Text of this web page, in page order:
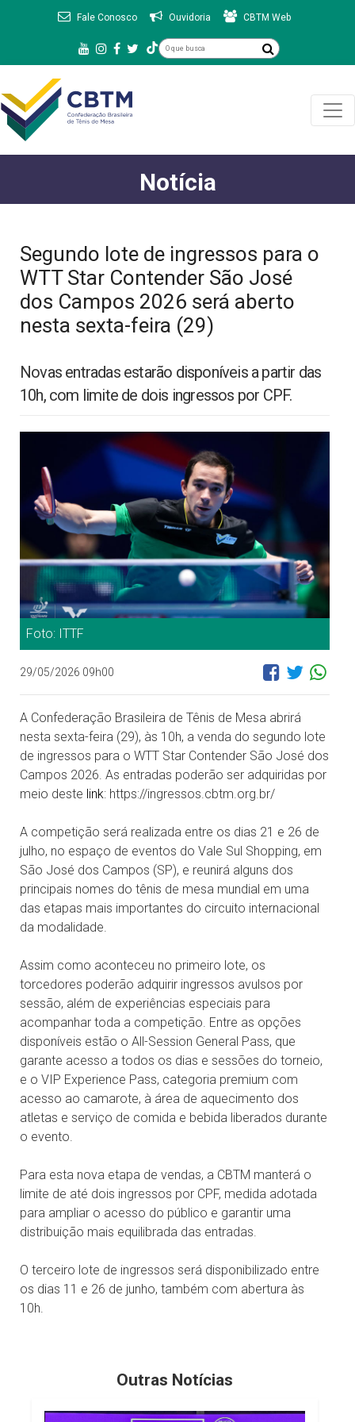
Fale Conosco Ouvidoria CBTM Web
Notícia
Segundo lote de ingressos para o
WTT Star Contender São José
dos Campos 2026 será aberto
nesta sexta-feira (29)
Novas entradas estarão disponíveis a partir das
10h, com limite de dois ingressos por CPF.
Foto: ITTF
29/05/2026 09h00
A Confederação Brasileira de Tênis de Mesa abrirá
nesta sexta-feira (29), às 10h, a venda do segundo lote
de ingressos para o WTT Star Contender São José dos
Campos 2026. As entradas poderão ser adquiridas por
meio deste link: https://ingressos.cbtm.org.br/
A competição será realizada entre os dias 21 e 26 de
julho, no espaço de eventos do Vale Sul Shopping, em
São José dos Campos (SP), e reunirá alguns dos
principais nomes do tênis de mesa mundial em uma
das etapas mais importantes do circuito internacional
da modalidade.
Assim como aconteceu no primeiro lote, os
torcedores poderão adquirir ingressos avulsos por
sessão, além de experiências especiais para
acompanhar toda a competição. Entre as opções
disponíveis estão o All-Session General Pass, que
garante acesso a todos os dias e sessões do torneio,
e o VIP Experience Pass, categoria premium com
acesso ao camarote, à área de aquecimento dos
atletas e serviço de comida e bebida liberados durante
o evento.
Para esta nova etapa de vendas, a CBTM manterá o
limite de até dois ingressos por CPF, medida adotada
para ampliar o acesso do público e garantir uma
distribuição mais equilibrada das entradas.
O terceiro lote de ingressos será disponibilizado entre
os dias 11 e 26 de junho, também com abertura às
10h.
Outras Notícias